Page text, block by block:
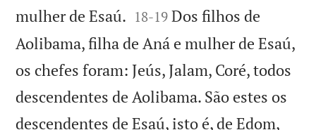
mulher de Esaú. 

18-19 Dos filhos de
Aolibama, filha de Aná e mulher de Esaú,
os chefes foram: Jeús, Jalam, Coré, todos
descendentes de Aolibama. São estes os
descendentes de Esaú, isto é, de Edom,